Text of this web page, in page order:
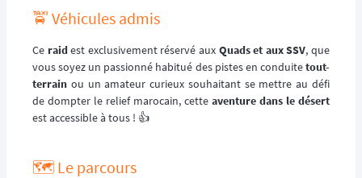
🚖 Véhicules admis
Ce raid est exclusivement réservé aux Quads et aux SSV, que
vous soyez un passionné habitué des pistes en conduitetout-
terrain ou un amateur curieux souhaitant se mettre au défi
de dompter le relief marocain, cette aventure dans le désert
est accessible à tous ! 👍
🗺️ Le parcours